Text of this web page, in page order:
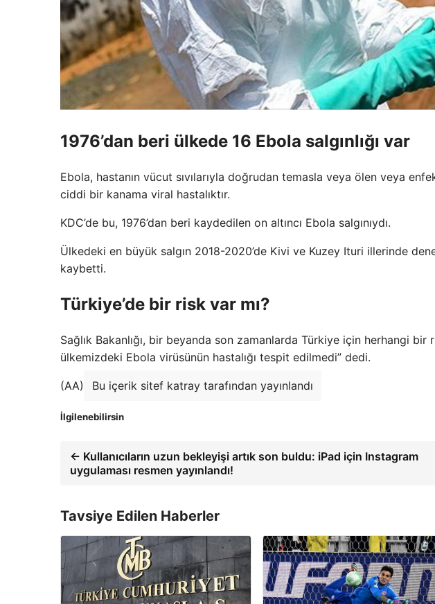
1976’dan beri ülkede 16 Ebola salgınlığı var
Ebola, hastanın vücut sıvılarıyla doğrudan temasla veya ölen veya
ciddi bir kanama viral hastalıktır.
KDC’de bu, 1976’dan beri kaydedilen on altıncı Ebola salgınıydı.
Ülkedeki en büyük salgın 2018-2020’de Kivi ve Kuzey Ituri illerinde
kaybetti.
Türkiye’de bir risk var mı?
Sağlık Bakanlığı, bir beyanda son zamanlarda Türkiye için herhangi bir
ülkemizdeki Ebola virüsünün hastalığı tespit edilmedi” dedi.
(AA) Bu içerik sitef katray tarafından yayınlandı
İlgilenebilirsin
← Kullanıcıların uzun bekleyişi artık son buldu: iPad için Instagram
uygulaması resmen yayınlandı!
Tavsiye Edilen Haberler